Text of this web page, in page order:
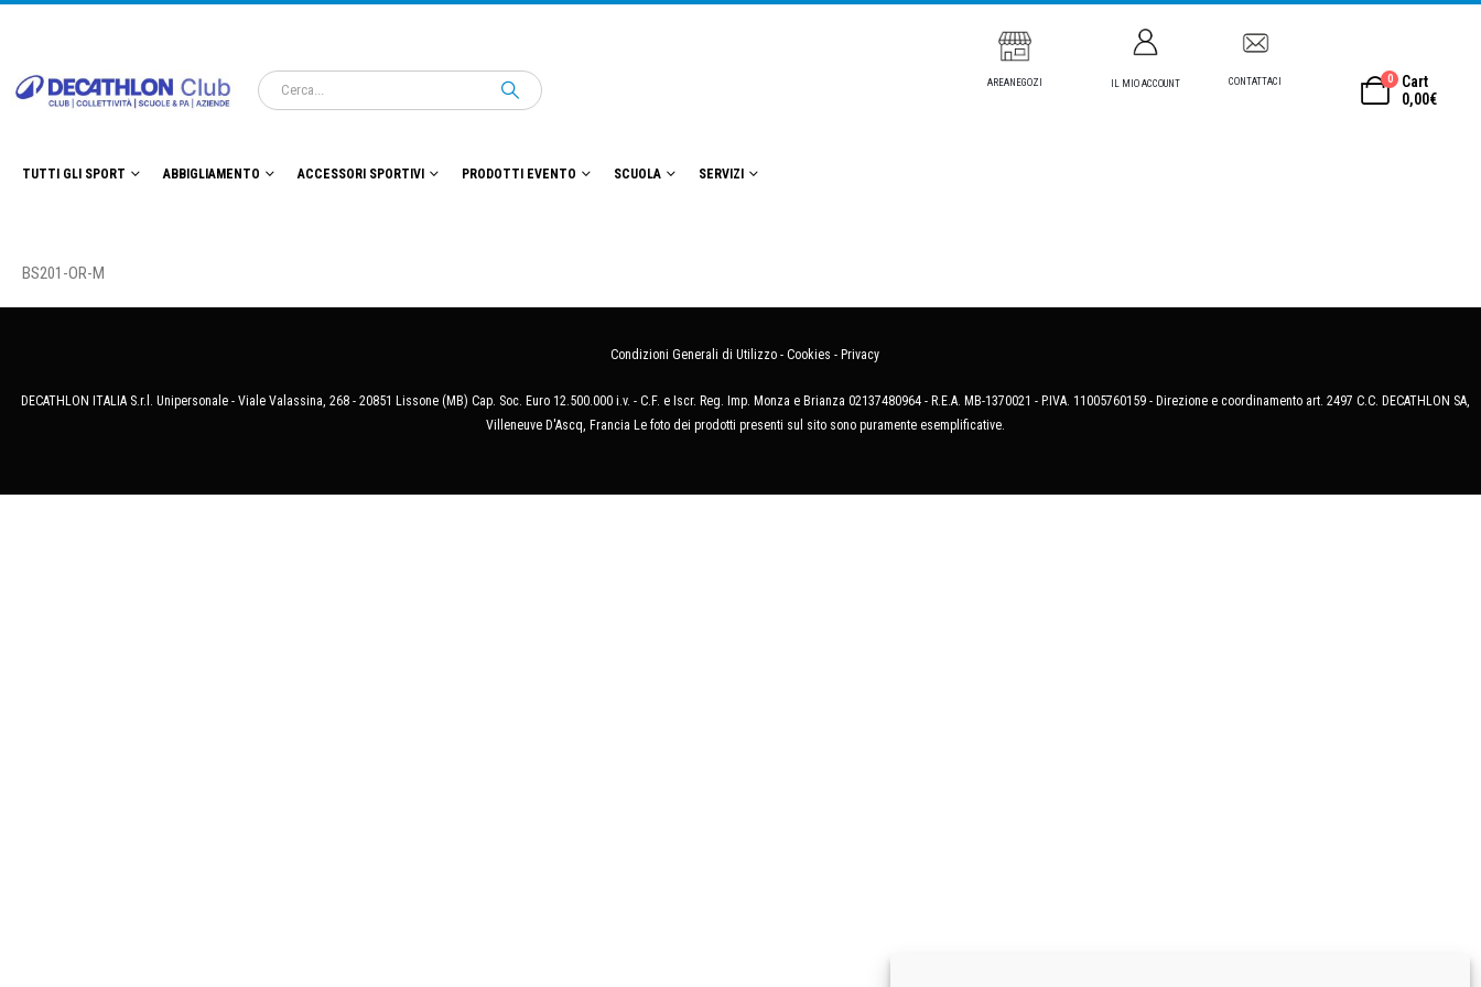
AREANEGOZI IL MIO ACCOUNT CONTATTACI 0
Cart
0,00€
TUTTI GLI SPORT ABBIGLIAMENTO ACCESSORI SPORTIVI PRODOTTI EVENTO SCUOLA SERVIZI
BS201-OR-M
Condizioni Generali di Utilizzo - Cookies - Privacy
DECATHLON ITALIA S.r.l. Unipersonale - Viale Valassina, 268 - 20851 Lissone (MB) Cap. Soc. Euro 12.500.000 i.v. - C.F. e Iscr. Reg. Imp. Monza e Brianza 02137480964 - R.E.A. MB-1370021 - P.IVA. 11005760159 - Direzione e coordinamento art. 2497 C.C. DECATHLON SA,
Villeneuve D'Ascq, Francia Le foto dei prodotti presenti sul sito sono puramente esemplificative.